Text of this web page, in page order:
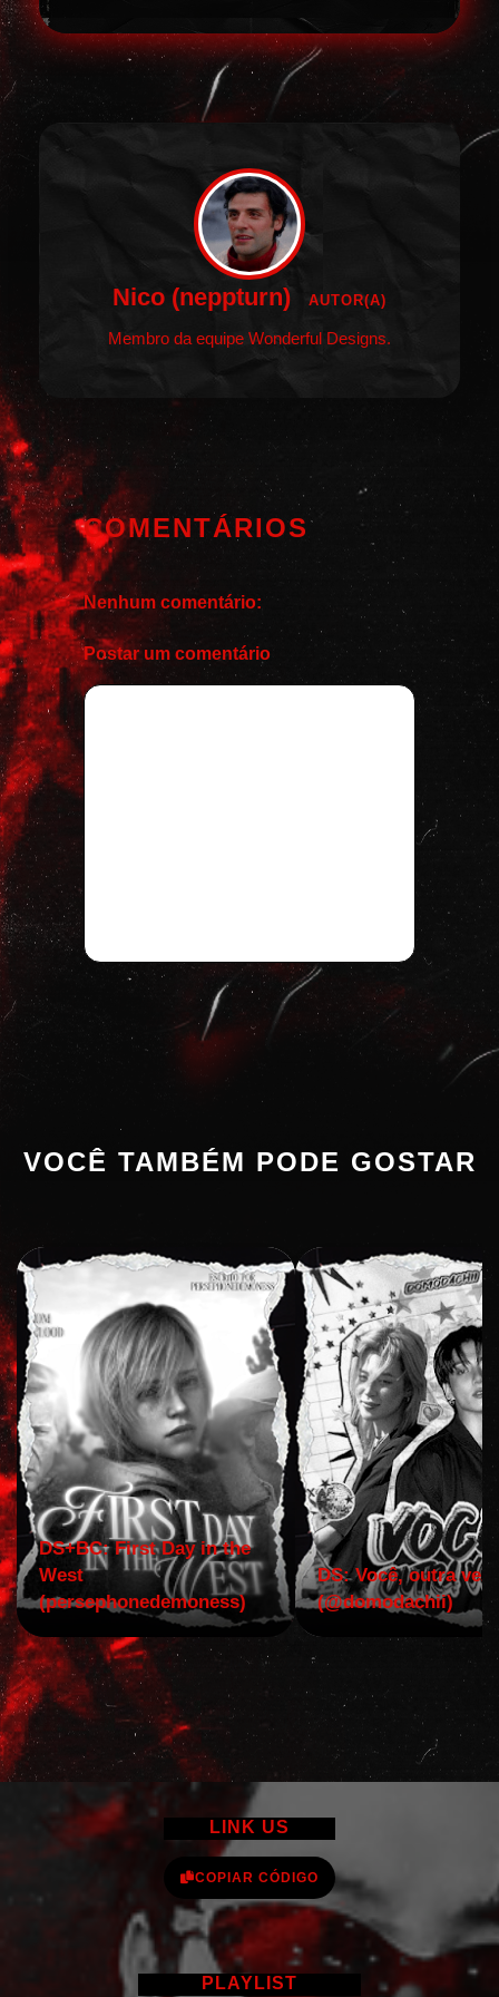
Nico (neppturn) AUTOR(A)
Membro da equipe Wonderful Designs.
COMENTÁRIOS
Nenhum comentário:
Postar um comentário
VOCÊ TAMBÉM PODE GOSTAR
DS+BC: First Day in the
West
(persephonedemoness)
DS: Você, outra vez!
(@domodachii)
LINK US
COPIAR CÓDIGO
PLAYLIST